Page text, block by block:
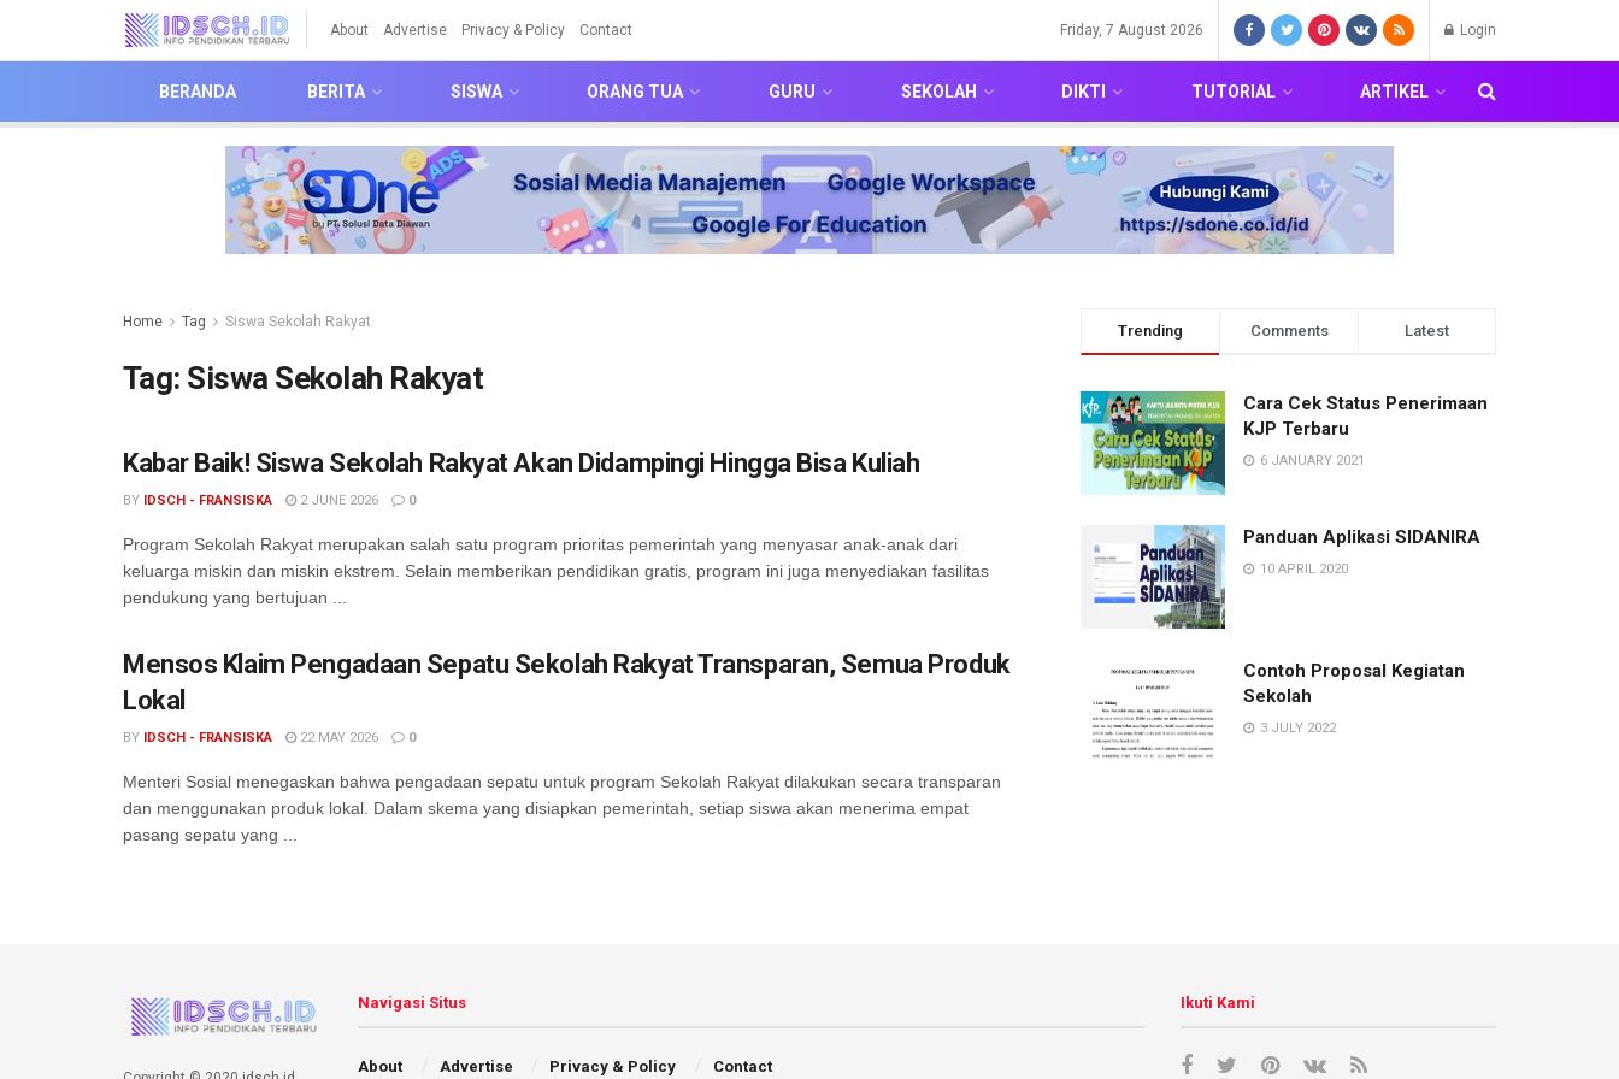
About Advertise Privacy & Policy Contact Friday, 7 August 2026 Login
BERANDA BERITA SISWA ORANG TUA GURU SEKOLAH DIKTI TUTORIAL ARTIKEL
Home Tag Siswa Sekolah Rakyat
Tag: Siswa Sekolah Rakyat
Kabar Baik! Siswa Sekolah Rakyat Akan Didampingi Hingga Bisa Kuliah
BY IDSCH - FRANSISKA 2 JUNE 2026 0
Program Sekolah Rakyat merupakan salah satu program prioritas pemerintah yang menyasar anak-anak dari
keluarga miskin dan miskin ekstrem. Selain memberikan pendidikan gratis, program ini juga menyediakan fasilitas
pendukung yang bertujuan ...
Mensos Klaim Pengadaan Sepatu Sekolah Rakyat Transparan, Semua Produk
Lokal
BY IDSCH - FRANSISKA 22 MAY 2026 0
Menteri Sosial menegaskan bahwa pengadaan sepatu untuk program Sekolah Rakyat dilakukan secara transparan
dan menggunakan produk lokal. Dalam skema yang disiapkan pemerintah, setiap siswa akan menerima empat
pasang sepatu yang ...
Trending Comments Latest
Cara Cek Status Penerimaan
KJP Terbaru
6 JANUARY 2021
Panduan Aplikasi SIDANIRA
10 APRIL 2020
Contoh Proposal Kegiatan
Sekolah
3 JULY 2022
Navigasi Situs
About Advertise Privacy & Policy Contact
Ikuti Kami